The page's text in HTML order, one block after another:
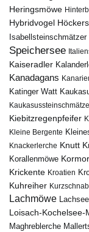
Heringsmöwe
Hybridvogel
Isabellsteinschmätzer
Speichersee
Kaiseradler
Kanadagans
Katinger Watt
Kiebitzregenpfeifer
Kleine Bergente
Knackerlerche Knutt
Korallenmöwe
Krickente Kroatien
Kuhreiher
Lachmöwe
Loisach-Kochelsee-
Maghreblerche